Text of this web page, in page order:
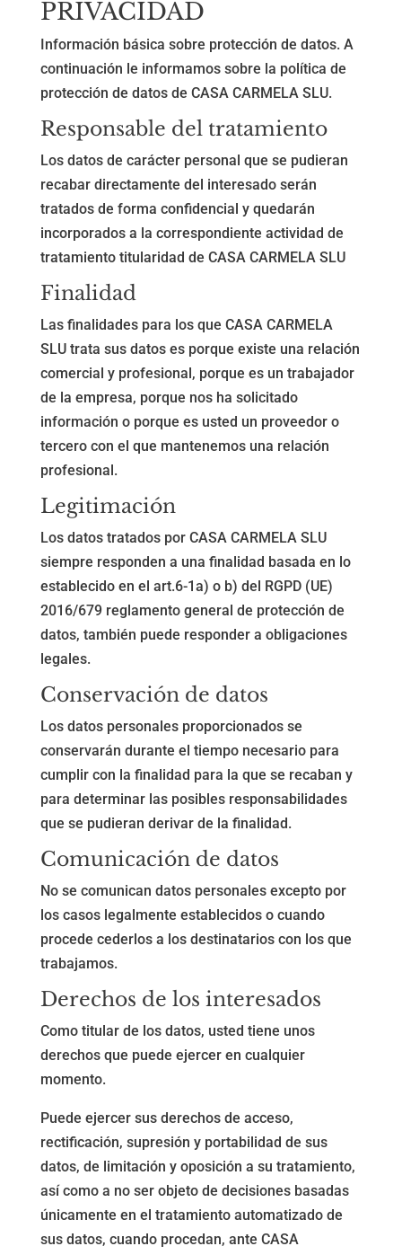
PRIVACIDAD
Información básica sobre protección de datos. A
continuación le informamos sobre la política de
protección de datos de CASA CARMELA SLU.
Responsable del tratamiento
Los datos de carácter personal que se pudieran
recabar directamente del interesado serán
tratados de forma confidencial y quedarán
incorporados a la correspondiente actividad de
tratamiento titularidad de CASA CARMELA SLU
Finalidad
Las finalidades para los que CASA CARMELA
SLU trata sus datos es porque existe una relación
comercial y profesional, porque es un trabajador
de la empresa, porque nos ha solicitado
información o porque es usted un proveedor o
tercero con el que mantenemos una relación
profesional.
Legitimación
Los datos tratados por CASA CARMELA SLU
siempre responden a una finalidad basada en lo
establecido en el art.6-1a) o b) del RGPD (UE)
2016/679 reglamento general de protección de
datos, también puede responder a obligaciones
legales.
Conservación de datos
Los datos personales proporcionados se
conservarán durante el tiempo necesario para
cumplir con la finalidad para la que se recaban y
para determinar las posibles responsabilidades
que se pudieran derivar de la finalidad.
Comunicación de datos
No se comunican datos personales excepto por
los casos legalmente establecidos o cuando
procede cederlos a los destinatarios con los que
trabajamos.
Derechos de los interesados
Como titular de los datos, usted tiene unos
derechos que puede ejercer en cualquier
momento.
Puede ejercer sus derechos de acceso,
rectificación, supresión y portabilidad de sus
datos, de limitación y oposición a su tratamiento,
así como a no ser objeto de decisiones basadas
únicamente en el tratamiento automatizado de
sus datos, cuando procedan, ante CASA